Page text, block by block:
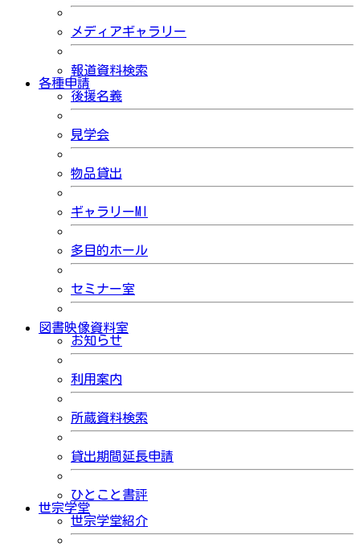
メディアギャラリー
報道資料検索
各種申請
後援名義
見学会
物品貸出
ギャラリーMI
多目的ホール
セミナー室
図書映像資料室
お知らせ
利用案内
所蔵資料検索
貸出期間延長申請
ひとこと書評
世宗学堂
世宗学堂紹介